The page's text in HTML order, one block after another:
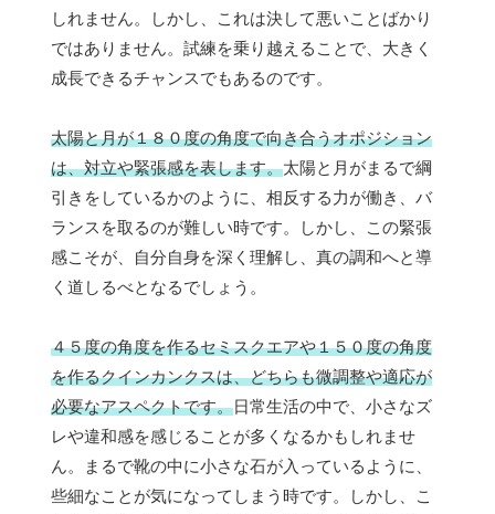
しれません。しかし、これは決して悪いことばかり
ではありません。試練を乗り越えることで、大きく
成長できるチャンスでもあるのです。
太陽と月が１８０度の角度で向き合うオポジション
は、対立や緊張感を表します。太陽と月がまるで綱
引きをしているかのように、相反する力が働き、バ
ランスを取るのが難しい時です。しかし、この緊張
感こそが、自分自身を深く理解し、真の調和へと導
く道しるべとなるでしょう。
４５度の角度を作るセミスクエアや１５０度の角度
を作るクインカンクスは、どちらも微調整や適応が
必要なアスペクトです。日常生活の中で、小さなズ
レや違和感を感じることが多くなるかもしれませ
ん。まるで靴の中に小さな石が入っているように、
些細なことが気になってしまう時です。しかし、こ